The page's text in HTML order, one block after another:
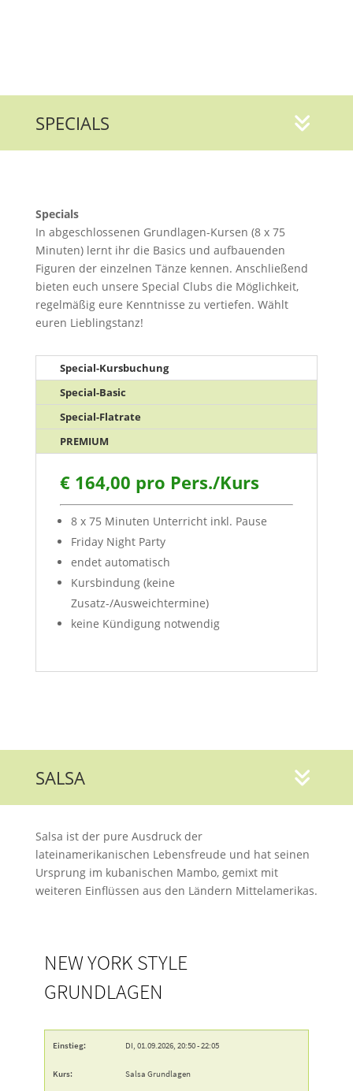
SPECIALS
Specials
In abgeschlossenen Grundlagen-Kursen (8 x 75
Minuten) lernt ihr die Basics und aufbauenden
Figuren der einzelnen Tänze kennen. Anschließend
bieten euch unsere Special Clubs die Möglichkeit,
regelmäßig eure Kenntnisse zu vertiefen. Wählt
euren Lieblingstanz!
Special-Kursbuchung
Special-Basic
Special-Flatrate
PREMIUM
€ 164,00 pro Pers./Kurs
8 x 75 Minuten Unterricht inkl. Pause
Friday Night Party
endet automatisch
Kursbindung (keine
Zusatz-/Ausweichtermine)
keine Kündigung notwendig
SALSA
Salsa ist der pure Ausdruck der
lateinamerikanischen Lebensfreude und hat seinen
Ursprung im kubanischen Mambo, gemixt mit
weiteren Einflüssen aus den Ländern Mittelamerikas.